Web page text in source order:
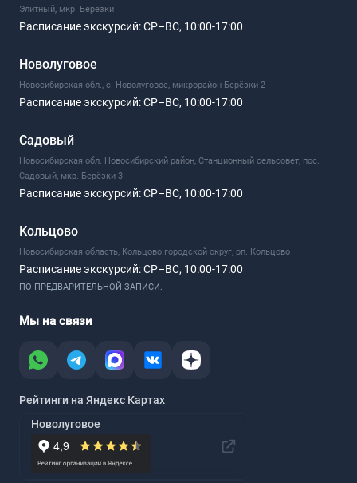
Элитный, мкр. Берёзки
Расписание экскурсий:СР–ВС, 10:00-17:00
Новолуговое
Новосибирская обл., с. Новолуговое, микрорайон Берёзки-2
Расписание экскурсий:СР–ВС, 10:00-17:00
Садовый
Новосибирская обл. Новосибирский район, Станционный сельсовет, пос.
Садовый, мкр. Берёзки-3
Расписание экскурсий:СР–ВС, 10:00-17:00
Кольцово
Новосибирская область, Кольцово городской округ, рп. Кольцово
Расписание экскурсий:СР–ВС, 10:00-17:00
ПО ПРЕДВАРИТЕЛЬНОЙ ЗАПИСИ.
Мы на связи
Рейтинги на Яндекс Картах
Новолуговое